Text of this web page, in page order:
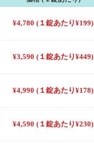
¥4,780 (１錠あたり¥199)
¥3,590 (１錠あたり¥449)
¥4,990 (１錠あたり¥178)
¥4,590 (１錠あたり¥230)